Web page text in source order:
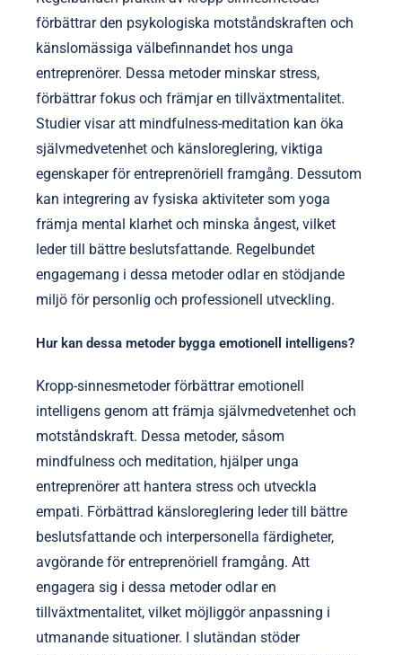
förbättrar den psykologiska motståndskraften och
känslomässiga välbefinnandet hos unga
entreprenörer. Dessa metoder minskar stress,
förbättrar fokus och främjar en tillväxtmentalitet.
Studier visar att mindfulness-meditation kan öka
självmedvetenhet och känsloreglering, viktiga
egenskaper för entreprenöriell framgång. Dessutom
kan integrering av fysiska aktiviteter som yoga
främja mental klarhet och minska ångest, vilket
leder till bättre beslutsfattande. Regelbundet
engagemang i dessa metoder odlar en stödjande
miljö för personlig och professionell utveckling.
Hur kan dessa metoder bygga emotionell intelligens?
Kropp-sinnesmetoder förbättrar emotionell
intelligens genom att främja självmedvetenhet och
motståndskraft. Dessa metoder, såsom
mindfulness och meditation, hjälper unga
entreprenörer att hantera stress och utveckla
empati. Förbättrad känsloreglering leder till bättre
beslutsfattande och interpersonella färdigheter,
avgörande för entreprenöriell framgång. Att
engagera sig i dessa metoder odlar en
tillväxtmentalitet, vilket möjliggör anpassning i
utmanande situationer. I slutändan stöder